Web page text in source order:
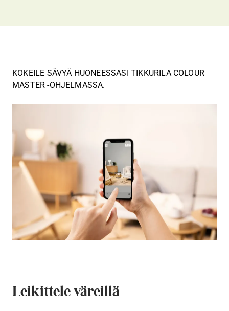
KOKEILE SÄVYÄ HUONEESSASI TIKKURILA COLOUR
MASTER -OHJELMASSA.
Leikittele väreillä